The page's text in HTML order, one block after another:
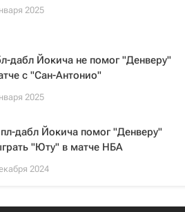
2025
дабл Йокича не помог "Денверу"
с "Сан-Антонио"
2025
дабл Йокича помог "Денверу"
"Юту" в матче НБА
2024